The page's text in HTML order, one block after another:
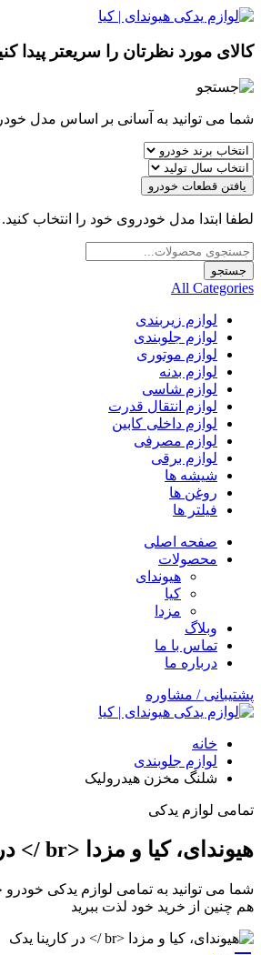
کالای مورد نظرتان را سریعتر پیدا
شما می توانید به آسانی بر اساس مدل
یافتن قطعات خودرو
لطفا ابتدا مدل خودروی خود را انتخاب کنید.
Products
search
جستجو
All Categories
لوازم زیربندی
لوازم جلوبندی
لوازم موتوری
لوازم بدنه
لوازم شاسی
لوازم انتقال قدرت
لوازم داخلی کابین
لوازم مصرفی
لوازم برقی
شیشه ها
روغن ها
فیلتر ها
صفحه اصلی
محصولات
هیوندای
کیا
مزدا
وبلاگ
تماس با ما
درباره ما
پشتیبانی / مشاوره
خانه
لوازم جلوبندی
شلنگ مخزن هیدرولیک
تمامی لوازم یدکی
هیوندای، کیا و مزدا <br /> در کارینا یدک
شما می توانید به تمامی لوازم یدکی خودرو
هم چنین از خرید خود لذت ببرید